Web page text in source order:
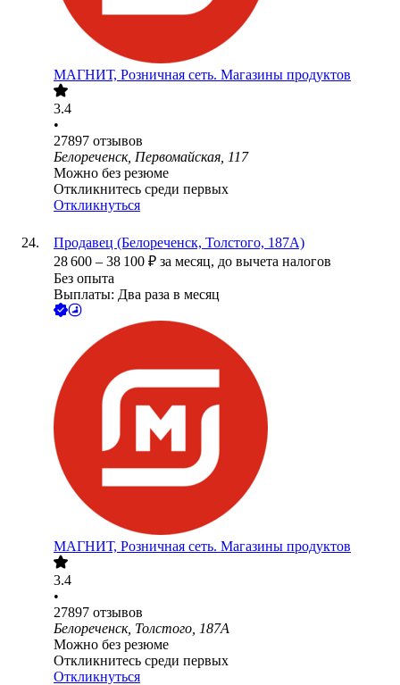
МАГНИТ, Розничная сеть. Магазины продуктов
3.4
•
27897 отзывов
Белореченск, Первомайская, 117
Можно без резюме
Откликнитесь среди первых
Откликнуться
Продавец (Белореченск, Толстого, 187А)
28 600 – 38 100 ₽ за месяц, до вычета налогов
Без опыта
Выплаты: Два раза в месяц
МАГНИТ, Розничная сеть. Магазины продуктов
3.4
•
27897 отзывов
Белореченск, Толстого, 187А
Можно без резюме
Откликнитесь среди первых
Откликнуться